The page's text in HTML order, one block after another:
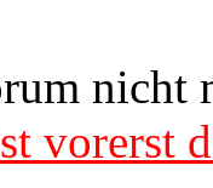
nicht
vorerst